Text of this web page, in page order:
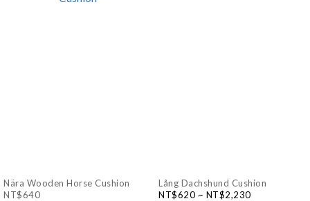
Nära Wooden Horse Cushion
NT$640
Lång Dachshund Cushion
NT$620 ~ NT$2,230